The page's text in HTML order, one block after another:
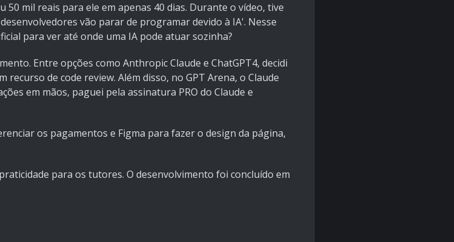
mil reais para ele em apenas 40 dias. Durante o vídeo, tive
vão parar de programar devido à IA'. Nesse
para ver até onde uma IA pode atuar sozinha?
Entre opções como Anthropic Claude e ChatGPT4, decidi
de code review. Além disso, no GPT Arena, o Claude
em mãos, paguei pela assinatura PRO do Claude e
os pagamentos e Figma para fazer o design da página,
para os tutores. O desenvolvimento foi concluído em